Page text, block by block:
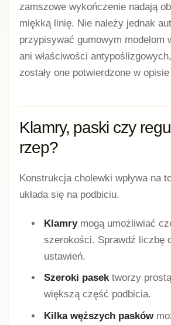
zamszowe wykończenie nadają
miękką linię. Nie należy jednak
przypisywać gumowym modelom
ani właściwości
zostały one potwierdzone w opisie
Klamry, paski czy
rzep?
Konstrukcja cholewki wpływa na
układa się na podbiciu.
Klamrymogą umożliwiać
szerokości. Sprawdź liczbę
ustawień.
Szeroki pasek tworzy
większą część podbicia.
Kilka węższych pasków